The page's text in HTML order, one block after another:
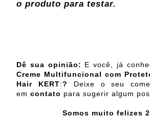
o produto para testar.
Dê sua opinião: E você, já
Creme Multifuncional com
Hair KERT:?
Deixe o seu
em contato para sugerir algum
Somos muito felizes